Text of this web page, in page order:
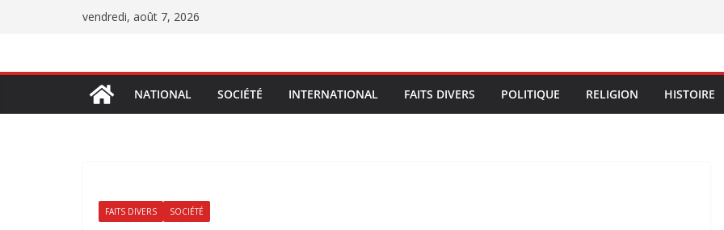
vendredi, août 7, 2026
NATIONAL SOCIÉTÉ INTERNATIONAL FAITS DIVERS POLITIQUE RELIGION HISTOIRE
FAITS DIVERS SOCIÉTÉ